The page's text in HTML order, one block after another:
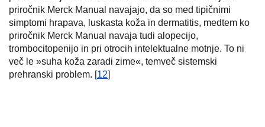
priročnik Merck Manual navajajo, da so med tipičnimi
simptomi hrapava, luskasta koža in dermatitis, medtem ko
priročnik Merck Manual navaja tudi alopecijo,
trombocitopenijo in pri otrocih intelektualne motnje. To ni
več le »suha koža zaradi zime«, temveč sistemski
prehranski problem. [12]